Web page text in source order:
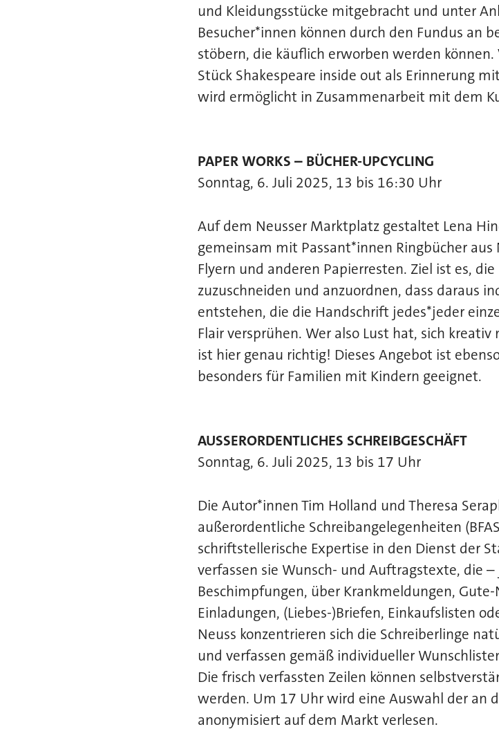
und Kleidungsstücke mitgebracht und unter
Besucher*innen können durch den Fundus an
stöbern, die käuflich erworben werden
Stück Shakespeare inside out als Erinnerung
wird ermöglicht in Zusammenarbeit mit dem
PAPER WORKS – BÜCHER-UPCYCLING
Sonntag, 6. Juli 2025, 13 bis 16:30 Uhr
Auf dem Neusser Marktplatz gestaltet Lena
gemeinsam mit Passant*innen Ringbücher
Flyern und anderen Papierresten. Ziel ist es,
zuzuschneiden und anzuordnen, dass daraus
entstehen, die die Handschrift jedes*jeder
Flair versprühen. Wer also Lust hat, sich
ist hier genau richtig! Dieses Angebot ist
besonders für Familien mit Kindern geeignet.
AUSSERORDENTLICHES SCHREIBGESCHÄFT
Sonntag, 6. Juli 2025, 13 bis 17 Uhr
Die Autor*innen Tim Holland und Theresa
außerordentliche Schreibangelegenheiten
schriftstellerische Expertise in den Dienst der
verfassen sie Wunsch- und Auftragstexte, die
Beschimpfungen, über Krankmeldungen,
Einladungen, (Liebes-)Briefen, Einkaufslisten
Neuss konzentrieren sich die Schreiberlinge
und verfassen gemäß individueller
Die frisch verfassten Zeilen können
werden. Um 17 Uhr wird eine Auswahl der an
anonymisiert auf dem Markt verlesen.